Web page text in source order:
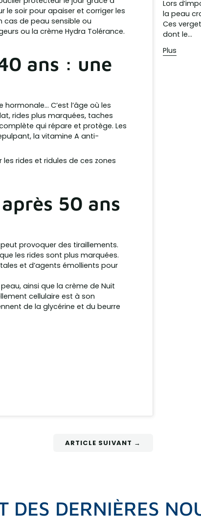
le soir pour apaiser et corriger les
cas de peau sensible ou
ou la crème Hydra Tolérance.
ans : une
C’est l’âge où les
rides plus marquées, taches
qui répare et protège. Les
la vitamine A anti-
rides et ridules de ces zones
50 ans
provoquer des tiraillements.
les rides sont plus marquées.
et d’agents émollients pour
ainsi que la crème de Nuit
cellulaire est à son
de la glycérine et du beurre
ARTICLE SUIVANT →
Lors
la peau
Ces
dont le...
Plus
DES DERNIÈRES